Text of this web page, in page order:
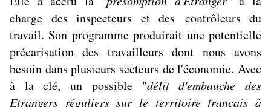
charge des inspecteurs et des contrôleurs du
travail. Son programme produirait une potentielle
précarisation des travailleurs dont nous avons
besoin dans plusieurs secteurs de l'économie. Avec
à la clé, un possible "délit d'embauche des
Etrangers réguliers sur le territoire français à